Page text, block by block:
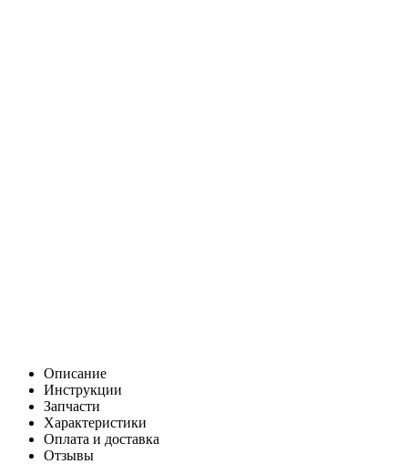
Описание
Инструкции
Запчасти
Характеристики
Оплата и доставка
Отзывы